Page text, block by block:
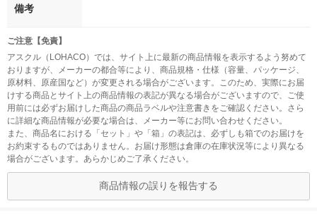
備考
ご注意【免責】
アスクル（LOHACO）では、サイト上に最新の商品情報を表示するよう努めて
おりますが、メーカーの都合等により、商品規格・仕様（容量、パッケージ、
原材料、原産国など）が変更される場合がございます。このため、実際にお届
けする商品とサイト上の商品情報の表記が異なる場合がございますので、ご使
用前には必ずお届けした商品の商品ラベルや注意書きをご確認ください。さら
に詳細な商品情報が必要な場合は、メーカー等にお問い合わせください。
また、商品名における「セット」や「箱」の表記は、必ずしも箱でのお届けを
お約束するものではありません。お届け形態は倉庫の在庫状況等により異なる
場合がございます。あらかじめご了承ください。
商品情報の誤りを報告する